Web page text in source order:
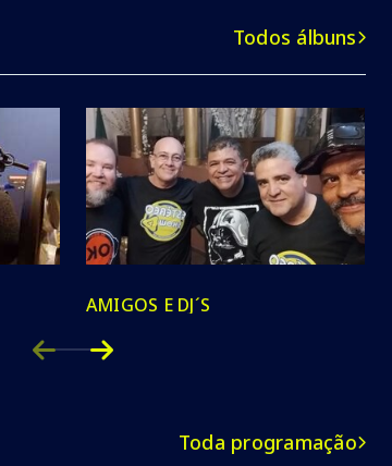
Todos álbuns
AMIGOS E DJ´S
Toda programação